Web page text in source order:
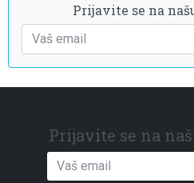
Prijavite se na
Prijavite se na